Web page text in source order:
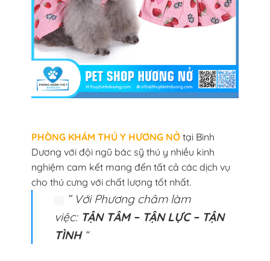
PHÒNG KHÁM THÚ Y HƯƠNG NỞtại Bình
Dương với đội ngũ bác sỹ thú y nhiều kinh
nghiệm cam kết mang đến tất cả các dịch vụ
cho thú cưng với chất lượng tốt nhất.
” Với Phương châm làm
việc: TẬN TÂM – TẬN LỰC – TẬN
TÌNH“